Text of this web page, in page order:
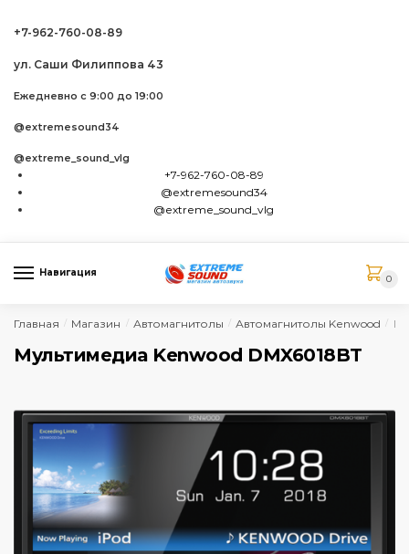
+7-962-760-08-89
ул. Саши Филиппова 43
Ежедневно с 9:00 до 19:00
@extremesound34
@extreme_sound_vlg
+7-962-760-08-89
@extremesound34
@extreme_sound_vlg
Навигация
0
Главная Магазин / Автомагнитолы / Автомагнитолы Kenwood
Мультимедиа Kenwood DMX6018BT